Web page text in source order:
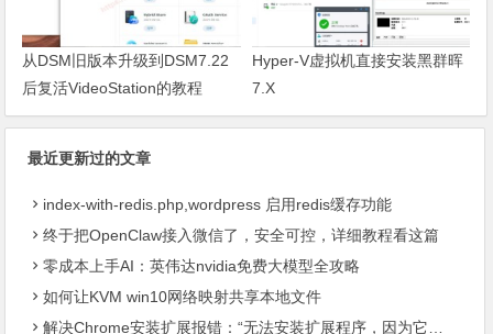
从DSM旧版本升级到DSM7.22
后复活VideoStation的教程
Hyper-V虚拟机直接安装黑群晖
7.X
最近更新过的文章
index-with-redis.php,wordpress 启用redis缓存功能
终于把OpenClaw接入微信了，安全可控，详细教程看这篇
零成本上手AI：英伟达nvidia免费大模型全攻略
如何让KVM win10网络映射共享本地文件
解决Chrome安装扩展报错：“无法安装扩展程序，因为它使用了不受支持的清单版本“